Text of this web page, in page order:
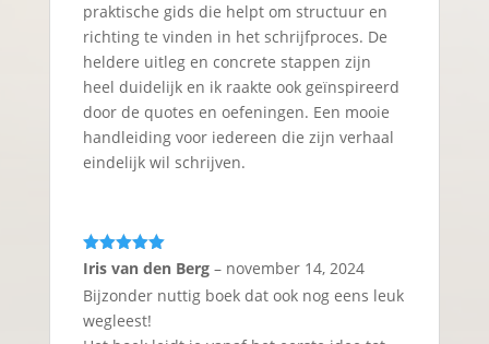
praktische gids die helpt om structuur en
richting te vinden in het schrijfproces. De
heldere uitleg en concrete stappen zijn
heel duidelijk en ik raakte ook geïnspireerd
door de quotes en oefeningen. Een mooie
handleiding voor iedereen die zijn verhaal
eindelijk wil schrijven.
Gewaardeerd
Iris van den Berg – november 14, 2024
Bijzonder nuttig boek dat ook nog eens leuk
wegleest!